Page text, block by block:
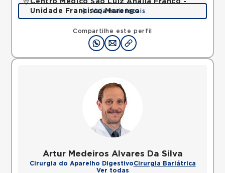
Compartilhe este perfil
Centro Médico São Luiz Anália Franco -
Unidade Francisco Marengo
Rua Francisco Marengo, Tatuape, Sao Paulo, SP,
Mapa
Veja mais locais
Artur Medeiros Alvares Da Silva
Cirurgia do Aparelho DigestivoCirurgia Bariátrica
Ver todas